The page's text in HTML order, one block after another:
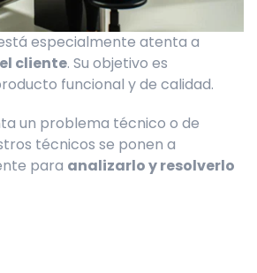
especialmente atenta a
cliente. Su objetivo es
funcional y de calidad.
un problema técnico o de
técnicos se ponen a
para analizarlo y resolverlo